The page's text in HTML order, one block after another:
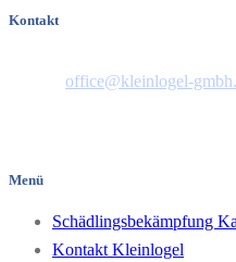
Kontakt
office@kleinlogel-
Menü
Schädlingsbekämpfung
Kontakt Kleinlogel